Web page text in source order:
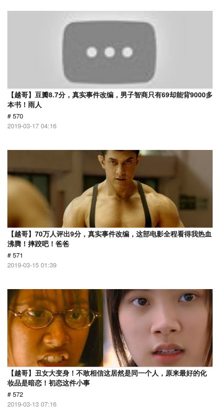
【越哥】豆瓣8.7分，真实事件改编，男子智商只有69却能背9000多
本书！雨人
# 570
2019-03-17 04:16
【越哥】70万人评出9分，真实事件改编，这部电影全程看得我热血
沸腾！摔跤吧！爸爸
# 571
2019-03-15 01:39
【越哥】丑女大变身！不敢相信这居然是同一个人，原来最好的化
妆品是暗恋！初恋这件小事
# 572
2019-03-13 07:16